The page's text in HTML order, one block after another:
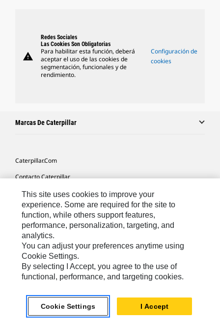
warning
Redes Sociales
Las Cookies Son Obligatorias
Para habilitar esta función, deberá
aceptar el uso de las cookies de
segmentación, funcionales y de
rendimiento.
Configuración de
cookies
Marcas De Caterpillar
Caterpillar.com
Contacto Caterpillar
Mis Preferencias De Marketing
Mapa Del Sitio
Cookie Settings
Aviso Legal
Privacidad
Europe-Spanish© 2026 Caterpillar. Reservados todos los derechos
This site uses cookies to improve your
experience. Some are required for the site to
function, while others support features,
performance, personalization, targeting, and
analytics.
You can adjust your preferences anytime using
Cookie Settings.
By selecting I Accept, you agree to the use of
functional, performance, and targeting cookies.
Cookie Settings I Accept